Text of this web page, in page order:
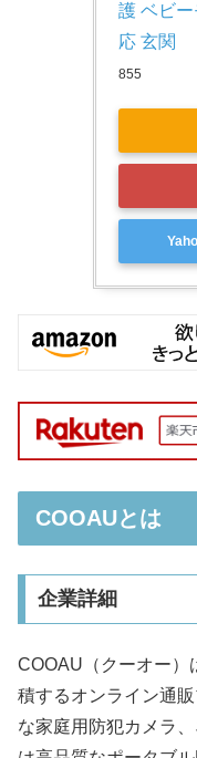
護 ベビ
応 玄関
855
COOAUとは
企業詳細
COOAU（クーオー）
積するオンライン通
な家庭用防犯カメラ